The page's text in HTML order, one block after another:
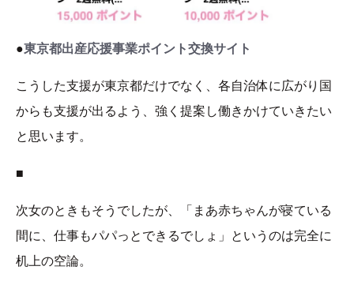
●東京都出産応援事業ポイント交換サイト
こうした支援が東京都だけでなく、各自治体に広がり国
からも支援が出るよう、強く提案し働きかけていきたい
と思います。
■
次女のときもそうでしたが、「まあ赤ちゃんが寝ている
間に、仕事もパパっとできるでしょ」というのは完全に
机上の空論。